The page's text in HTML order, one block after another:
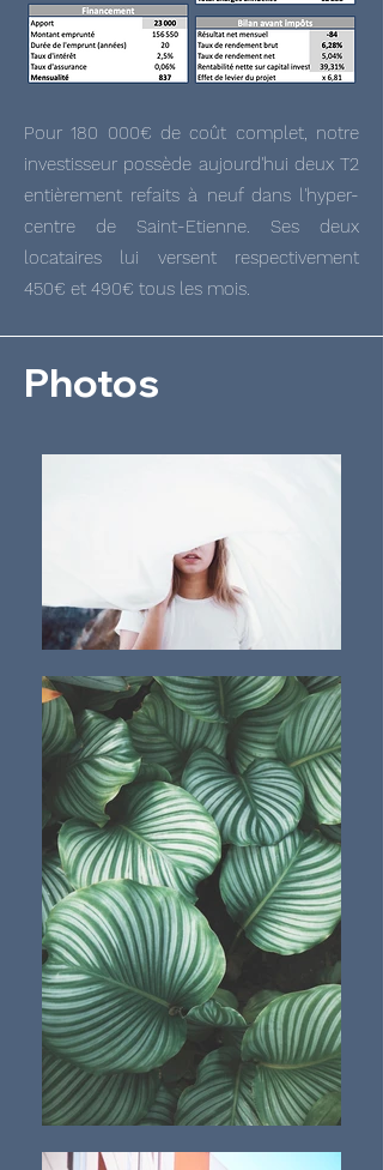
Pour 180 000€ de coût complet, notre
investisseur possède aujourd'hui deux T2
entièrement refaits à neuf dans l'hyper-
centre de Saint-Etienne. Ses deux
locataires lui versent respectivement
450€ et 490€ tous les mois.
Photos